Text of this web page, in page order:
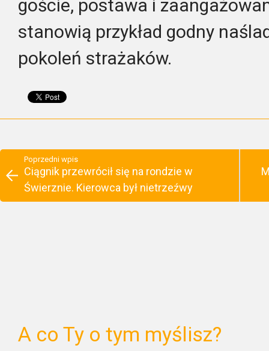
goście, postawa i
stanowią przykład godny
pokoleń strażaków.
Poprzedni wpis
Ciągnik przewrócił się na rondzie w
Świerznie. Kierowca był nietrzeźwy
A co Ty o tym myślisz?